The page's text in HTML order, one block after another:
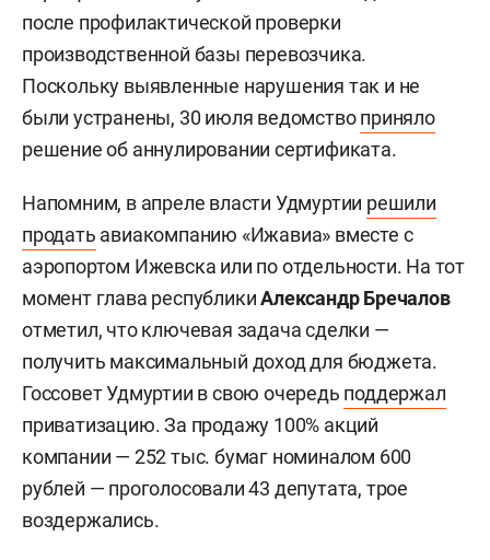
после профилактической проверки
производственной базы перевозчика.
Поскольку выявленные нарушения так и не
были устранены, 30 июля ведомствоприняло
решение об аннулировании сертификата.
Напомним, в апреле власти Удмуртии решили
продать авиакомпанию «Ижавиа» вместе с
аэропортом Ижевска или по отдельности. На тот
момент глава республикиАлександр Бречалов
отметил, что ключевая задача сделки —
получить максимальный доход для бюджета.
Госсовет Удмуртии в свою очередь поддержал
приватизацию. За продажу 100% акций
компании — 252 тыс. бумаг номиналом 600
рублей — проголосовали 43 депутата, трое
воздержались.